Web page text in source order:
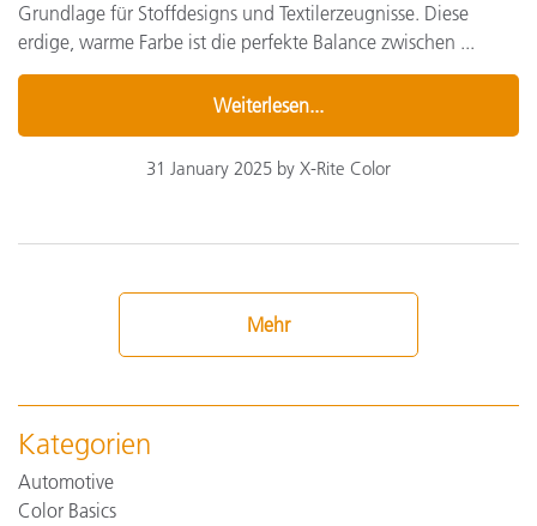
Grundlage für Stoffdesigns und Textilerzeugnisse. Diese
erdige, warme Farbe ist die perfekte Balance zwischen ...
Weiterlesen...
31 January 2025 by X-Rite Color
Mehr
Kategorien
Automotive
Color Basics